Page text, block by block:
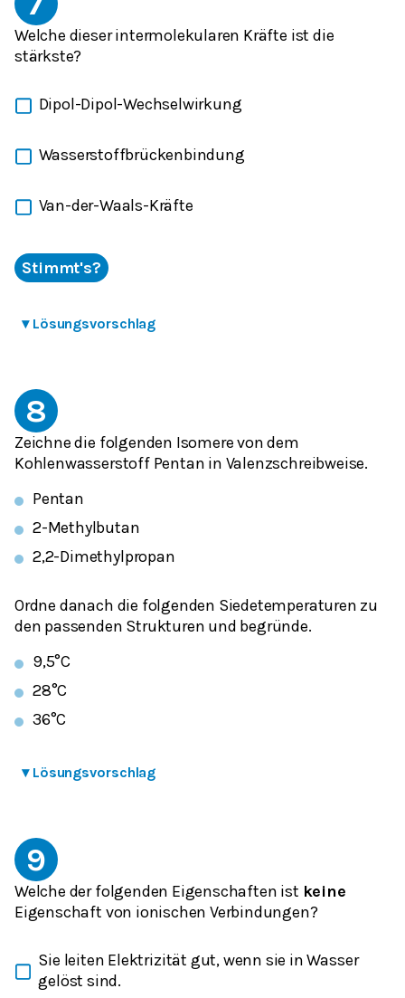
Welche dieser intermolekularen Kräfte ist die
stärkste?
Dipol-Dipol-Wechselwirkung
Wasserstoffbrückenbindung
Van-der-Waals-Kräfte
Stimmt's?
▾ Lösungsvorschlag
8
Zeichne die folgenden Isomere von dem
Kohlenwasserstoff Pentan in Valenzschreibweise.
Pentan
2-Methylbutan
2,2-Dimethylpropan
Ordne danach die folgenden Siedetemperaturen zu
den passenden Strukturen und begründe.
9,5°C
28°C
36°C
▾ Lösungsvorschlag
9
Welche der folgenden Eigenschaften ist keine
Eigenschaft von ionischen Verbindungen?
Sie leiten Elektrizität gut, wenn sie in Wasser
gelöst sind.